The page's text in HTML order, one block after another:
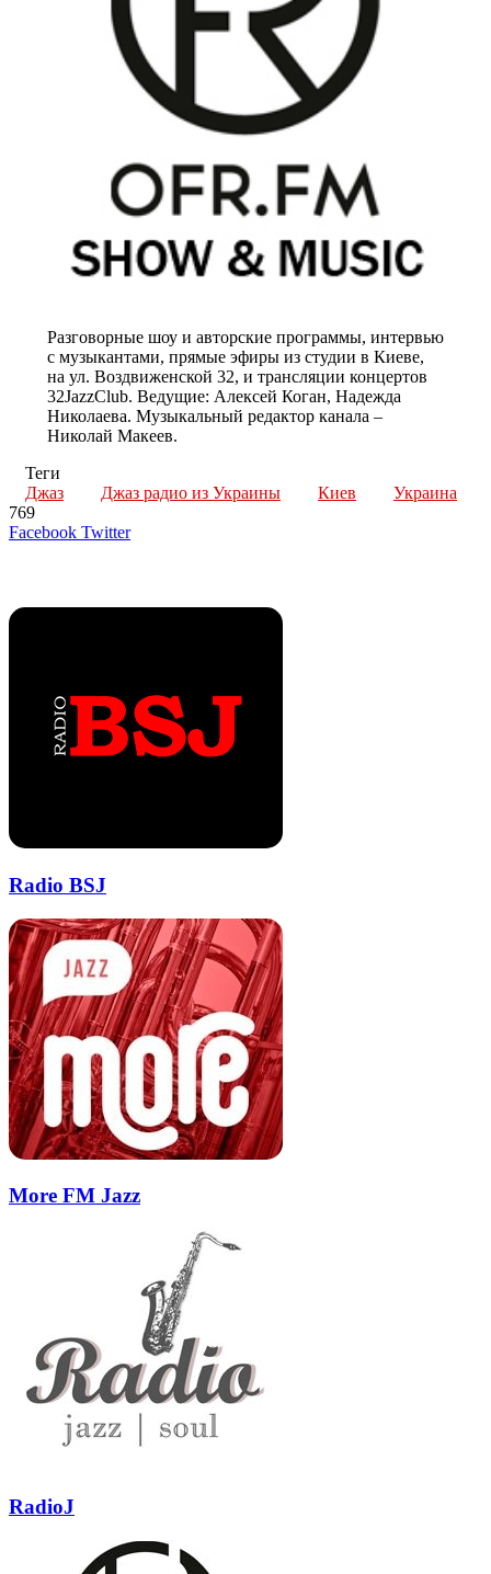
Разговорные шоу и авторские программы, интервью
с музыкантами, прямые эфиры из студии в Киеве,
на ул. Воздвиженской 32, и трансляции концертов
32JazzClub. Ведущие: Алексей Коган, Надежда
Николаева. Музыкальный редактор канала –
Николай Макеев.
Теги
Джаз
Джаз радио из Украины Киев
Украина
769
Facebook TwitterLinkedIn
Tumblr
Reddit
Вконтакте
Одноклассники
Skype
Messenger
Messenger
WhatsApp
Telegram
Viber
Line
Поделиться
Печатать
Radio BSJ
More FM Jazz
RadioJ